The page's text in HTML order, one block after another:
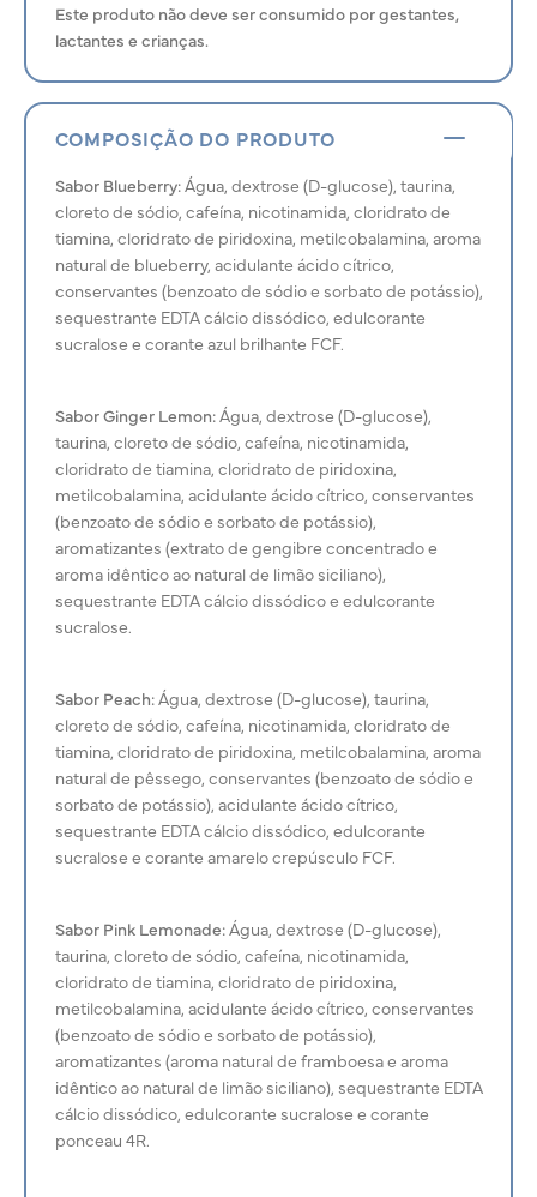
Este produto não deve ser consumido por gestantes,
lactantes e crianças.
COMPOSIÇÃO DO PRODUTO
Sabor Blueberry:Água, dextrose (D-glucose), taurina,
cloreto de sódio, cafeína, nicotinamida, cloridrato de
tiamina, cloridrato de piridoxina, metilcobalamina, aroma
natural de blueberry, acidulante ácido cítrico,
conservantes (benzoato de sódio e sorbato de potássio),
sequestrante EDTA cálcio dissódico, edulcorante
sucralose e corante azul brilhante FCF.
Sabor Ginger Lemon:Água, dextrose (D-glucose),
taurina, cloreto de sódio, cafeína, nicotinamida,
cloridrato de tiamina, cloridrato de piridoxina,
metilcobalamina, acidulante ácido cítrico, conservantes
(benzoato de sódio e sorbato de potássio),
aromatizantes (extrato de gengibre concentrado e
aroma idêntico ao natural de limão siciliano),
sequestrante EDTA cálcio dissódico e edulcorante
sucralose.
Sabor Peach:Água, dextrose (D-glucose), taurina,
cloreto de sódio, cafeína, nicotinamida, cloridrato de
tiamina, cloridrato de piridoxina, metilcobalamina, aroma
natural de pêssego, conservantes (benzoato de sódio e
sorbato de potássio), acidulante ácido cítrico,
sequestrante EDTA cálcio dissódico, edulcorante
sucralose e corante amarelo crepúsculo FCF.
Sabor Pink Lemonade:Água, dextrose (D-glucose),
taurina, cloreto de sódio, cafeína, nicotinamida,
cloridrato de tiamina, cloridrato de piridoxina,
metilcobalamina, acidulante ácido cítrico, conservantes
(benzoato de sódio e sorbato de potássio),
aromatizantes (aroma natural de framboesa e aroma
idêntico ao natural de limão siciliano), sequestrante EDTA
cálcio dissódico, edulcorante sucralose e corante
ponceau 4R.